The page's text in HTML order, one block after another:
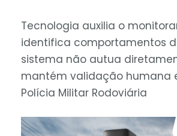
Tecnologia auxilia o
identifica comportamentos
sistema não autua
mantém validação humana
Polícia Militar Rodoviária